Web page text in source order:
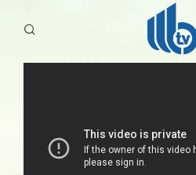
YAYINLARIMIZ